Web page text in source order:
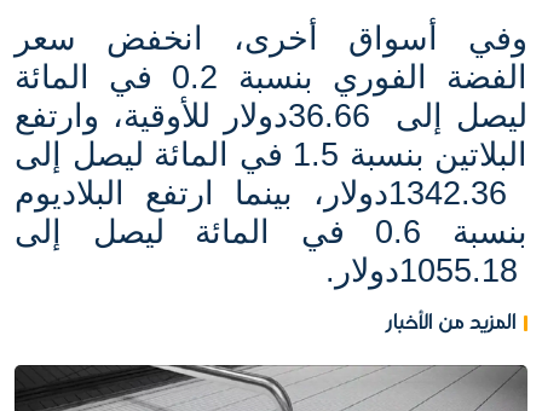
وفي أسواق أخرى، انخفض سعر
الفضة الفوري بنسبة 0.2 في المائة
ليصل إلى
36.66دولار للأوقية، وارتفع
البلاتين بنسبة 1.5 في المائة ليصل إلى
1342.36دولار، بينما ارتفع البلاديوم
بنسبة 0.6 في المائة ليصل إلى
1055.18دولار .
المزيد من الأخبار